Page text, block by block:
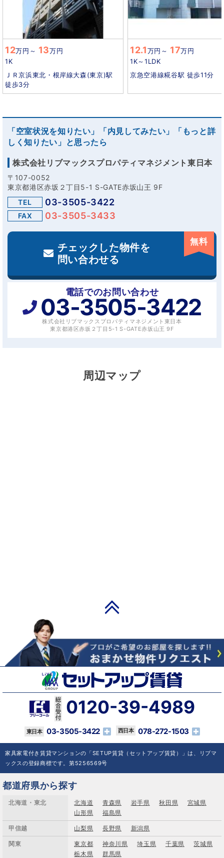
12万円 ～ 13万円
1K
ＪＲ京浜東北・根岸線大森(東京)駅
徒歩3分
12.1万円 ～ 17万円
1K～1LDK
京急空港線糀谷駅 徒歩11分
「空室状況を知りたい」「内見してみたい」「もっと詳
しく知りたい」と思ったら
株式会社リブマックスプロパティマネジメント東日本
〒107-0052
東京都港区赤坂２丁目5-1 S-GATE赤坂山王 9F
TEL
03-3505-3422
FAX 03-3505-3433
チェックした物件を
問い合わせる
無料
電話でのお問い合わせ
03-3505-3422
株式会社リブマックスプロパティマネジメント東日本
東京都港区赤坂２丁目5-1 S-GATE赤坂山王 9F
周辺マップ
0120-39-4989
03-3505-3422 078-272-1503
家具家電付き賃貸マンションの「SETUP賃貸（セットアップ賃貸）」は、リブマ
ックスの登録商標です。第5256569号
都道府県から探す
北海道・東北 北海道 青森県 岩手県 秋田県
宮城県
山形県
福島県
甲信越 山梨県 長野県 新潟県
関東 東京都 神奈川県 埼玉県 千葉県
茨城県
栃木県
群馬県